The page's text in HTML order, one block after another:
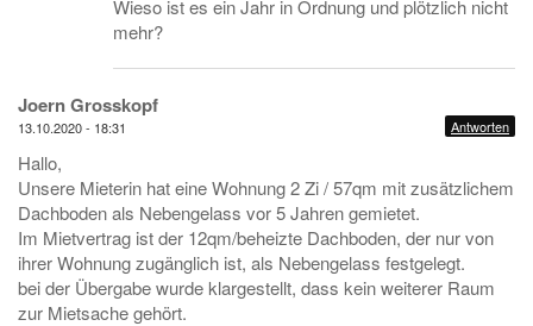
Wieso ist es ein Jahr in Ordnung und plötzlich nicht
mehr?
Joern Grosskopf
13.10.2020 - 18:31 Antworten
Hallo,
Unsere Mieterin hat eine Wohnung 2 Zi / 57qm mit zusätzlichem
Dachboden als Nebengelass vor 5 Jahren gemietet.
Im Mietvertrag ist der 12qm/beheizte Dachboden, der nur von
ihrer Wohnung zugänglich ist, als Nebengelass festgelegt.
bei der Übergabe wurde klargestellt, dass kein weiterer Raum
zur Mietsache gehört.